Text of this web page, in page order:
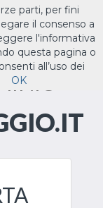
Toggle
parti, per fini
il consenso a
l'informativa
questa pagina o
all’uso dei
OK